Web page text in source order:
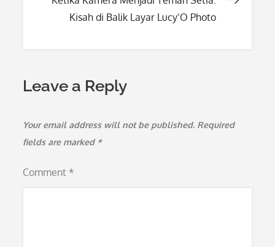
Kisah di Balik Layar Lucy’O Photo
Leave a Reply
Your email address will not be published. Required
fields are marked *
Comment *